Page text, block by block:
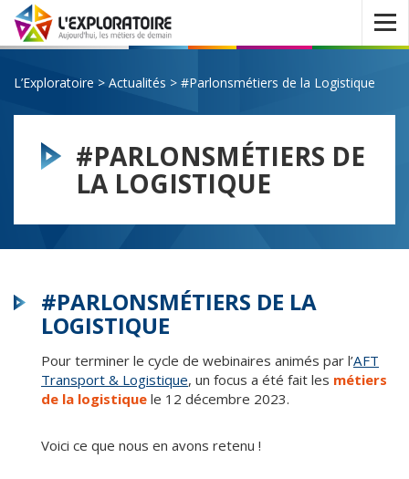
Ouvrir
le
menu
L’Exploratoire > Actualités > #Parlonsmétiers de la Logistique
#PARLONSMÉTIERS DE
LA LOGISTIQUE
#PARLONSMÉTIERS DE LA
LOGISTIQUE
Pour terminer le cycle de webinaires animés par l’AFT
Transport & Logistique, un focus a été fait les métiers
de la logistique le 12 décembre 2023.
Voici ce que nous en avons retenu !